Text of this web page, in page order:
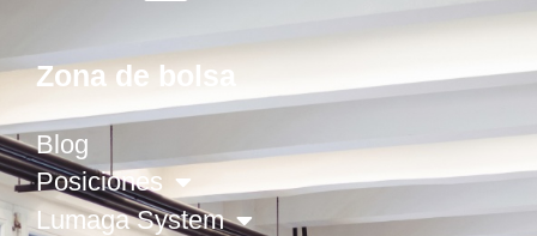
Zona de bolsa
Blog
Posiciones
Lumaga System